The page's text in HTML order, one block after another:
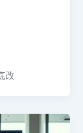
改